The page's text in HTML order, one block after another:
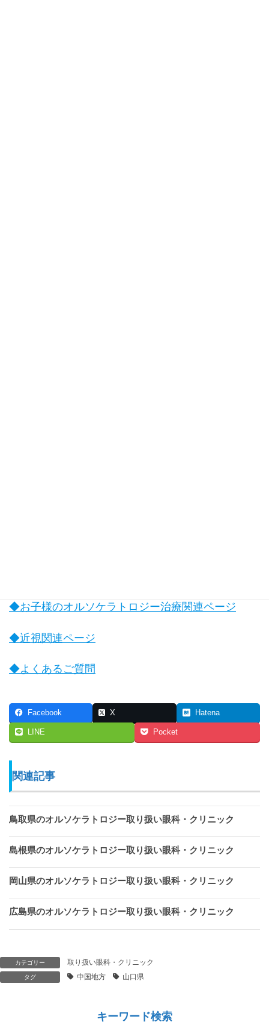
◆お子様のオルソケラトロジー治療関連ページ
◆近視関連ページ
◆よくあるご質問
Facebook X Hatena
LINE Pocket
関連記事
鳥取県のオルソケラトロジー取り扱い眼科・クリニック
島根県のオルソケラトロジー取り扱い眼科・クリニック
岡山県のオルソケラトロジー取り扱い眼科・クリニック
広島県のオルソケラトロジー取り扱い眼科・クリニック
カテゴリー 取り扱い眼科・クリニック
タグ 中国地方 山口県
キーワード検索